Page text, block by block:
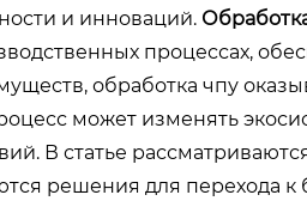
и инноваций.
процессах,
обработка чпу
может изменять
В статье
решения для перехода к